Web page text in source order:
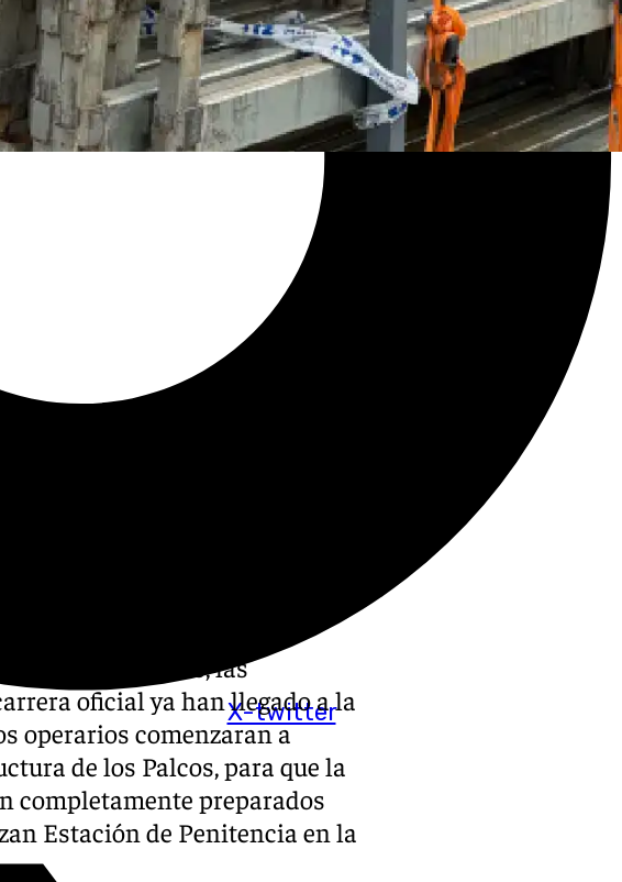
X-twitter
de Dolores, las
oficial ya han llegado a la
operarios comenzaran a
de los Palcos, para que la
completamente preparados
Estación de Penitencia en la